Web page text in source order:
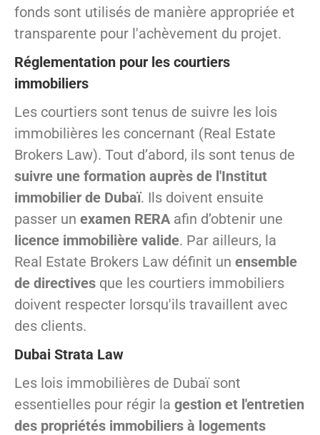
fonds sont utilisés de manière appropriée et
transparente pour l'achèvement du projet.
Réglementation pour les courtiers
immobiliers
Les courtiers sont tenus de suivre les lois
immobilières les concernant (Real Estate
Brokers Law). Tout d’abord, ils sont tenus de
suivre une formation auprès de l'Institut
immobilier de Dubaï. Ils doivent ensuite
passer un examen RERA afin d’obtenir une
licence immobilière valide. Par ailleurs, la
Real Estate Brokers Law définit un ensemble
de directives que les courtiers immobiliers
doivent respecter lorsqu'ils travaillent avec
des clients.
Dubai Strata Law
Les lois immobilières de Dubaï sont
essentielles pour régir la gestion et l'entretien
des propriétés immobiliers à logements